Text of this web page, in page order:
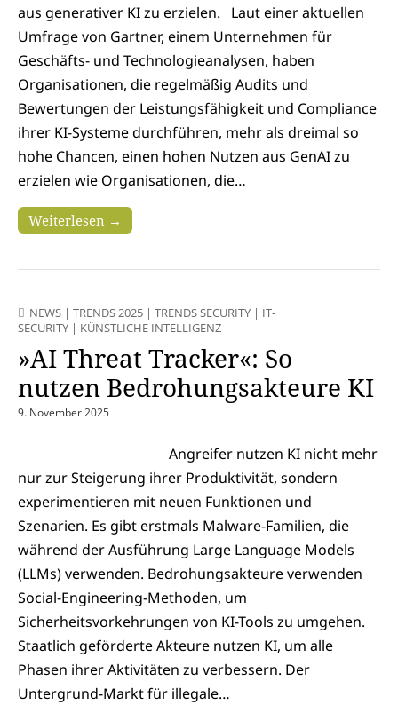
aus generativer KI zu erzielen. Laut einer aktuellen
Umfrage von Gartner, einem Unternehmen für
Geschäfts- und Technologieanalysen, haben
Organisationen, die regelmäßig Audits und
Bewertungen der Leistungsfähigkeit und Compliance
ihrer KI-Systeme durchführen, mehr als dreimal so
hohe Chancen, einen hohen Nutzen aus GenAI zu
erzielen wie Organisationen, die…
Weiterlesen →
NEWS | TRENDS 2025 | TRENDS SECURITY | IT-
SECURITY | KÜNSTLICHE INTELLIGENZ
»AI Threat Tracker«: So
nutzen Bedrohungsakteure KI
9. November 2025
Angreifer nutzen KI nicht mehr
nur zur Steigerung ihrer Produktivität, sondern
experimentieren mit neuen Funktionen und
Szenarien. Es gibt erstmals Malware-Familien, die
während der Ausführung Large Language Models
(LLMs) verwenden. Bedrohungsakteure verwenden
Social-Engineering-Methoden, um
Sicherheitsvorkehrungen von KI-Tools zu umgehen.
Staatlich geförderte Akteure nutzen KI, um alle
Phasen ihrer Aktivitäten zu verbessern. Der
Untergrund-Markt für illegale…